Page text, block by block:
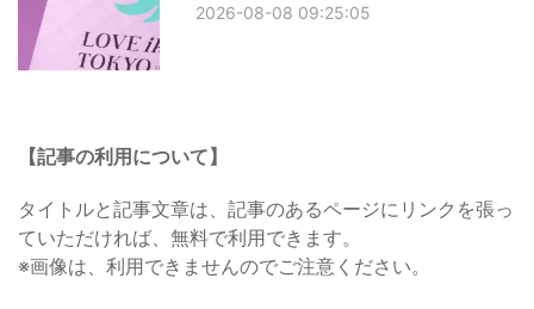
2026-08-08 09:25:05
【記事の利用について】
タイトルと記事文章は、記事のあるページにリンクを張っ
ていただければ、無料で利用できます。
※画像は、利用できませんのでご注意ください。